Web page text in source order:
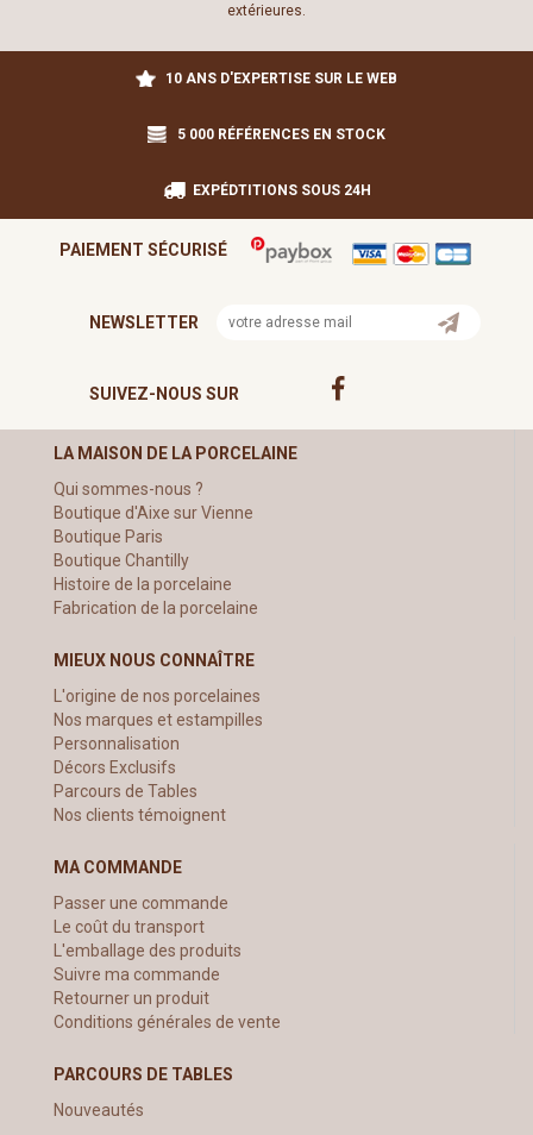
extérieures.
10 ANS D'EXPERTISE SUR LE WEB
5 000 RÉFÉRENCES EN STOCK
EXPÉDTITIONS SOUS 24H
PAIEMENT SÉCURISÉ
NEWSLETTER
SUIVEZ-NOUS SUR
LA MAISON DE LA PORCELAINE
Qui sommes-nous ?
Boutique d'Aixe sur Vienne
Boutique Paris
Boutique Chantilly
Histoire de la porcelaine
Fabrication de la porcelaine
MIEUX NOUS CONNAÎTRE
L'origine de nos porcelaines
Nos marques et estampilles
Personnalisation
Décors Exclusifs
Parcours de Tables
Nos clients témoignent
MA COMMANDE
Passer une commande
Le coût du transport
L'emballage des produits
Suivre ma commande
Retourner un produit
Conditions générales de vente
PARCOURS DE TABLES
Nouveautés